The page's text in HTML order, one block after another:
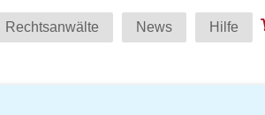
Rechtsanwälte News Hilfe